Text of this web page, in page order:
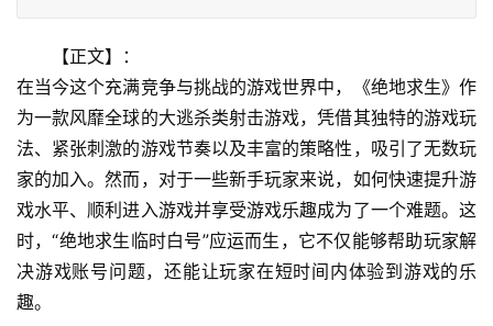
【正文】：
在当今这个充满竞争与挑战的游戏世界中，《绝地求生》作
为一款风靡全球的大逃杀类射击游戏，凭借其独特的游戏玩
法、紧张刺激的游戏节奏以及丰富的策略性，吸引了无数玩
家的加入。然而，对于一些新手玩家来说，如何快速提升游
戏水平、顺利进入游戏并享受游戏乐趣成为了一个难题。这
时，“绝地求生临时白号”应运而生，它不仅能够帮助玩家解
决游戏账号问题，还能让玩家在短时间内体验到游戏的乐
趣。